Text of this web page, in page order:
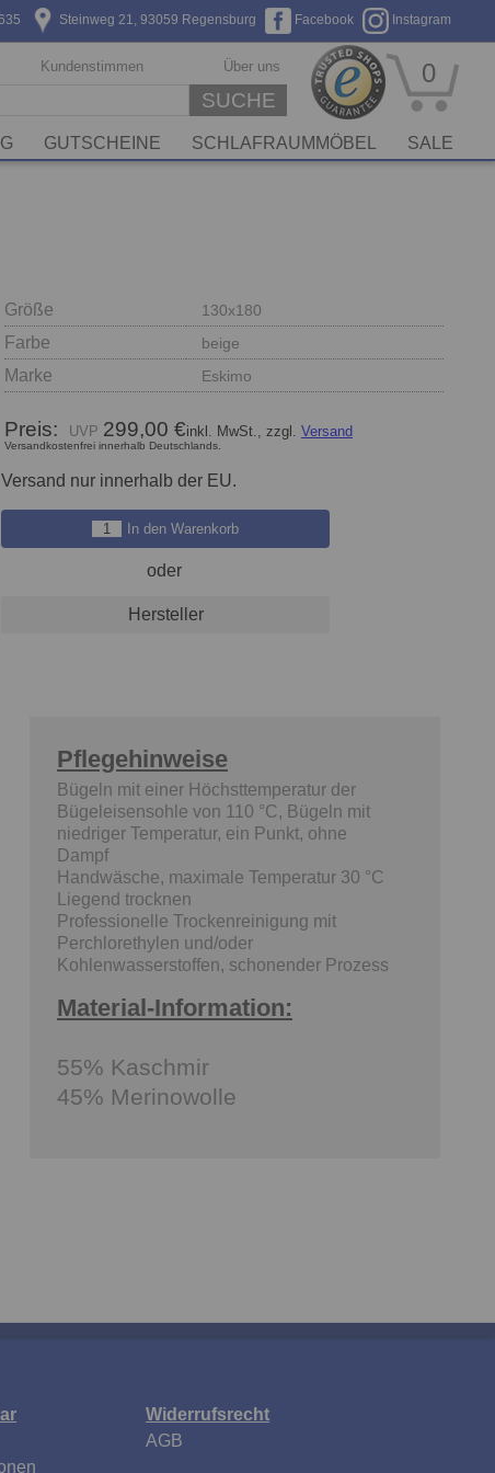
Instagram
Facebook
Steinweg 21, 93059 Regensburg
Kundenstimmen Über uns
SUCHE
0
GUTSCHEINE SCHLAFRAUMMÖBEL SALE
Größe 130x180
Farbe beige
Marke Eskimo
Preis: 299,00 €inkl. MwSt., zzgl. Versand
Versandkostenfrei innerhalb Deutschlands.
Versand nur innerhalb der EU.
In den Warenkorb
oder
Hersteller
Pflegehinweise
Bügeln mit einer Höchsttemperatur der
Bügeleisensohle von 110 °C, Bügeln mit
niedriger Temperatur, ein Punkt, ohne
Dampf
Handwäsche, maximale Temperatur 30 °C
Liegend trocknen
Professionelle Trockenreinigung mit
Perchlorethylen und/oder
Kohlenwasserstoffen, schonender Prozess
Material-Information:
55% Kaschmir
45% Merinowolle
Widerrufsrecht
AGB